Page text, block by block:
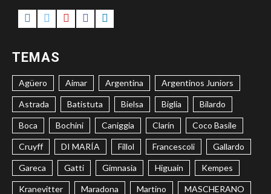
Instagram
TwitterYoutubeFacebook
LinkedIn
TEMAS
Agüero Aimar Argentina Argentinos Juniors
Astrada Batistuta Bielsa Biglia Bilardo
Boca Bochini Caniggia Clarín Coco Basile
Cruyff DI MARÍA Fillol Francescoli Gallardo
Gareca Gatti Gimnasia Higuaín Kempes
Kranevitter Maradona Martino MASCHERANO